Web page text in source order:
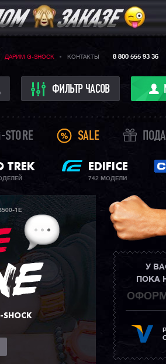
ДАРИМ G-SHOCK КОНТАКТЫ 8 800 555 93 36
ФИЛЬТР ЧАСОВ
SALE
TREK EDIFICE
742 МОДЕЛИ
1E
У
ПОКА